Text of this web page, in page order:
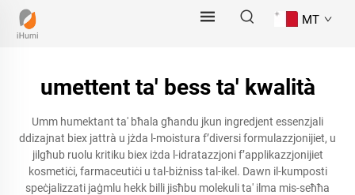
MT
umettent ta' bess ta' kwalità
Umm humektant ta' bħala għandu jkun ingredjent essenzjali
ddizajnat biex jattrà u jżda l-moistura f’diversi formulazzjonijiet, u
jilgħub ruolu kritiku biex iżda l-idratazzjoni f’applikazzjonijiet
kosmetiċi, farmaceutiċi u tal-biżniss tal-ikel. Dawn il-kumposti
speċjalizzati jaġmlu hekk billi jisħbu molekuli ta' ilma mis-seħħa